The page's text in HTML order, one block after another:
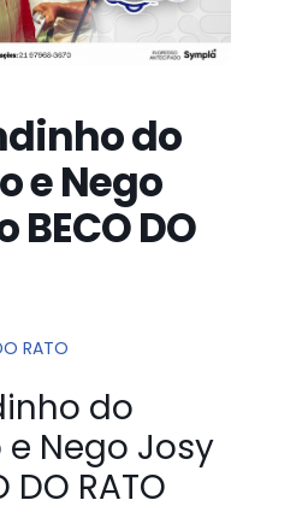
do
e Nego
BECO DO
RATO
do
Nego Josy
DO RATO